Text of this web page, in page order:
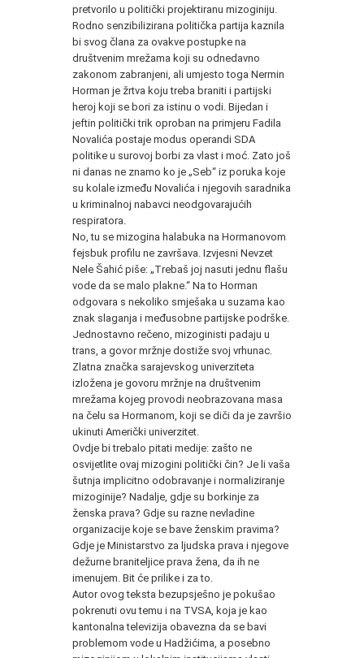
pretvorilo u politički projektiranu mizoginiju.
Rodno senzibilizirana politička partija kaznila
bi svog člana za ovakve postupke na
društvenim mrežama koji su odnedavno
zakonom zabranjeni, ali umjesto toga Nermin
Horman je žrtva koju treba braniti i partijski
heroj koji se bori za istinu o vodi. Bijedan i
jeftin politički trik oproban na primjeru Fadila
Novalića postaje modus operandi SDA
politike u surovoj borbi za vlast i moć. Zato još
ni danas ne znamo ko je „Seb“ iz poruka koje
su kolale između Novalića i njegovih saradnika
u kriminalnoj nabavci neodgovarajućih
respiratora.
No, tu se mizogina halabuka na Hormanovom
fejsbuk profilu ne završava. Izvjesni Nevzet
Nele Šahić piše: „Trebaš joj nasuti jednu flašu
vode da se malo plakne.“ Na to Horman
odgovara s nekoliko smješaka u suzama kao
znak slaganja i međusobne partijske podrške.
Jednostavno rečeno, mizoginisti padaju u
trans, a govor mržnje dostiže svoj vrhunac.
Zlatna značka sarajevskog univerziteta
izložena je govoru mržnje na društvenim
mrežama kojeg provodi neobrazovana masa
na čelu sa Hormanom, koji se diči da je završio
ukinuti Američki univerzitet.
Ovdje bi trebalo pitati medije: zašto ne
osvijetlite ovaj mizogini politički čin? Je li vaša
šutnja implicitno odobravanje i normaliziranje
mizoginije? Nadalje, gdje su borkinje za
ženska prava? Gdje su razne nevladine
organizacije koje se bave ženskim pravima?
Gdje je Ministarstvo za ljudska prava i njegove
dežurne braniteljice prava žena, da ih ne
imenujem. Bit će prilike i za to.
Autor ovog teksta bezupsješno je pokušao
pokrenuti ovu temu i na TVSA, koja je kao
kantonalna televizija obavezna da se bavi
problemom vode u Hadžićima, a posebno